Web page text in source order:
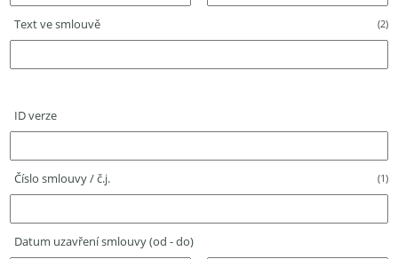
Text ve smlouvě (2)
ID verze
Číslo smlouvy / č.j. (1)
Datum uzavření smlouvy (od - do)